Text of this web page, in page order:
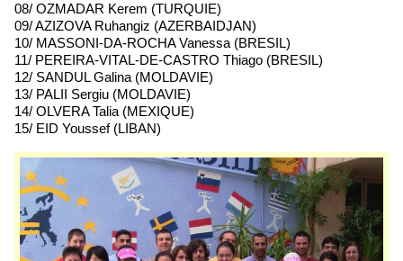
08/ OZMADAR Kerem (TURQUIE)
09/ AZIZOVA Ruhangiz (AZERBAIDJAN)
10/ MASSONI-DA-ROCHA Vanessa (BRESIL)
11/ PEREIRA-VITAL-DE-CASTRO Thiago (BRESIL)
12/ SANDUL Galina (MOLDAVIE)
13/ PALII Sergiu (MOLDAVIE)
14/ OLVERA Talia (MEXIQUE)
15/ EID Youssef (LIBAN)